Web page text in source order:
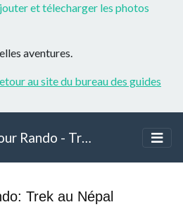
et télecharger les photos
aventures.
au site du bureau des guides
- Trek au Népal - Rencontre à Herran
Trek au Népal